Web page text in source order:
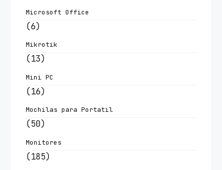
Microsoft Office
(6)
Mikrotik
(13)
Mini PC
(16)
Mochilas para Portatil
(50)
Monitores
(185)